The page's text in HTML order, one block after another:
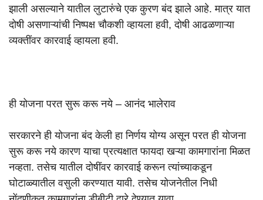
झाली असल्याने यातील लुटारुंचे एक कुरण बंद झाले आहे. मात्र यात
दोषी असणाऱ्यांची निष्पक्ष चौकशी व्हायला हवी, दोषी आढळणाऱ्या
व्यक्तींवर कारवाई व्हायला हवी.
ही योजना परत सुरू करू नये – आनंद भालेराव
सरकारने ही योजना बंद केली हा निर्णय योग्य असून परत ही योजना
सुरू करू नये कारण याचा प्रत्यक्षात फायदा खऱ्या कामगारांना मिळत
नव्हता. तसेच यातील दोषींवर कारवाई करून त्यांच्याकडून
घोटाळ्यातील वसुली करण्यात यावी. तसेच योजनेतील निधी